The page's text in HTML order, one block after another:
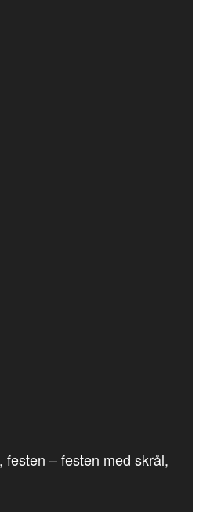
festen – festen med skrål,